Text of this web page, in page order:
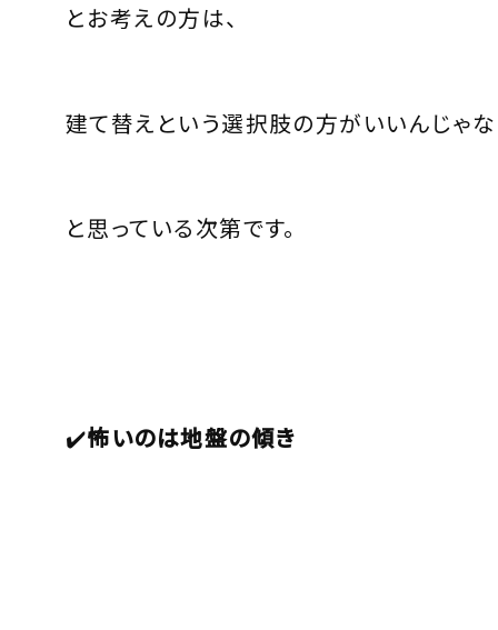
とお考えの方は、
建て替えという選択肢の方がいいんじゃ
と思っている次第です。
✔️怖いのは地盤の傾き